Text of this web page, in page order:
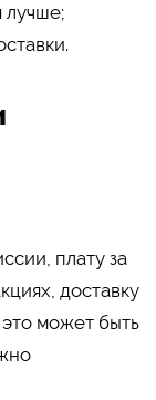
лучше;
плату за
доставку
может быть